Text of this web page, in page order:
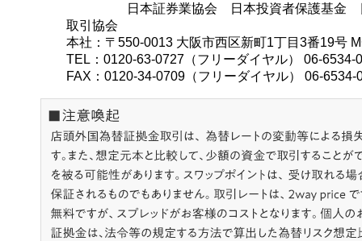
日本証券業協会 日本投資者保護基金
取引協会
本社：〒550-0013 大阪市西区新町1丁目3番19号
TEL：0120-63-0727（フリーダイヤル） 06-6534-
FAX：0120-34-0709（フリーダイヤル） 06-6534-